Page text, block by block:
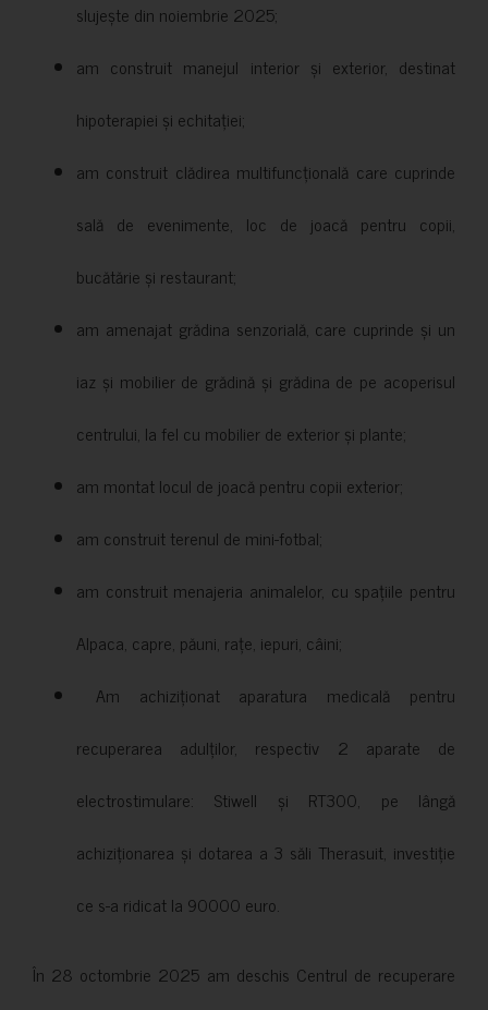
slujește din noiembrie 2025;
am construit manejul interior și exterior, destinat
hipoterapiei și echitației;
am construit clădirea multifuncțională care cuprinde
sală de evenimente, loc de joacă pentru copii,
bucătărie și restaurant;
am amenajat grădina senzorială, care cuprinde și un
iaz și mobilier de grădină și grădina de pe acoperisul
centrului, la fel cu mobilier de exterior și plante;
am montat locul de joacă pentru copii exterior;
am construit terenul de mini-fotbal;
am construit menajeria animalelor, cu spațiile pentru
Alpaca, capre, păuni, rațe, iepuri, câini;
Am achiziționat aparatura medicală pentru
recuperarea adulților, respectiv 2 aparate de
electrostimulare: Stiwell și RT300, pe lângă
achiziționarea și dotarea a 3 săli Therasuit, investiție
ce s-a ridicat la 90000 euro.
În 28 octombrie 2025 am deschis Centrul de recuperare